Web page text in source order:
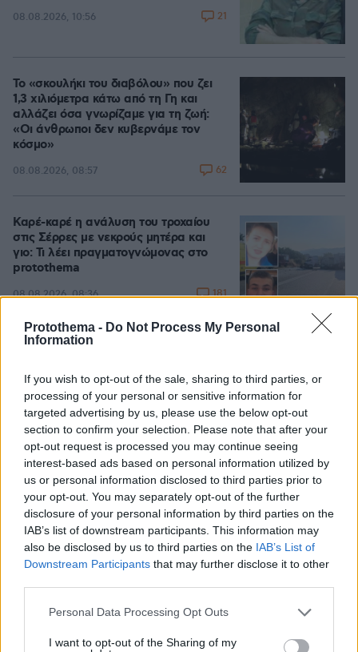
Protothema - Do Not Process My Personal
Information
If you wish to opt-out of the sale, sharing to third parties, or
processing of your personal or sensitive information for
targeted advertising by us, please use the below opt-out
section to confirm your selection. Please note that after your
opt-out request is processed you may continue seeing
interest-based ads based on personal information utilized by
us or personal information disclosed to third parties prior to
your opt-out. You may separately opt-out of the further
disclosure of your personal information by third parties on the
IAB’s list of downstream participants. This information may
also be disclosed by us to third parties on the IAB’s List of
Downstream Participants that may further disclose it to other
Please note that this website/app uses one or more Google
not limited to your visit or usage behaviour. You may click to
Personal Data Processing Opt Outs
I want to opt-out of the Sharing of my
08.08.2026, 10:56 21
Το «σκουλήκι του διαβόλου» που ζει
1,3 χιλιόμετρα κάτω από τη Γη και
αλλάζει όσα γνωρίζαμε για τη ζωή:
«Οι άνθρωποι δεν κυβερνάμε τον
κόσμο»
08.08.2026, 08:57 62
Καρέ-καρέ η ανάλυση του τροχαίου
στις Σέρρες με νεκρούς μητέρα και
γιο: Τι λέει πραγματογνώμονας στο
protothema
08.08.2026, 08:36 181
με τη σύντροφό του στην Ελβετία και
η βραδινή έξοδός τους για φαγητό
08.08.2026, 09:14 79
Ο «Δράκος» του Λονδίνου: 40χρονος
με προβλήματα όρασης σκότωνε και
βίαζε γυναίκες, η αστυνομία τον είχε
συλλάβει και τον άφησε ελεύθερο
07.08.2026, 22:54 83